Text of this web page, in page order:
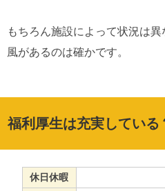
もちろん施設によって状況は
風があるのは確かです。
福利厚生は充実している
休日休暇